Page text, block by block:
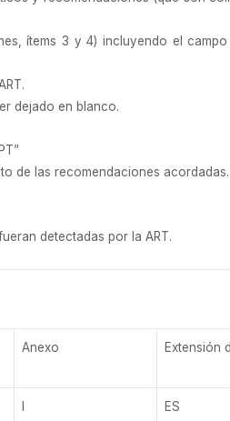
ítems 3 y 4) incluyendo el campo
dejado en blanco.
de las recomendaciones acordadas.
detectadas por la ART.
Anexo Extensión
I ES